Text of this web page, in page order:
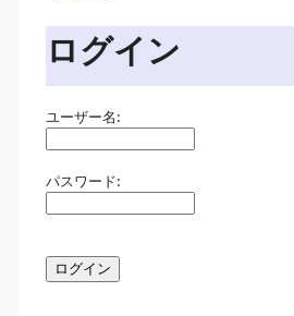
ログイン
ユーザー名:
パスワード: